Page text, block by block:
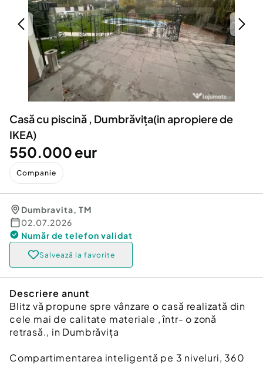
Servicii
Animale de companie
Afaceri și echipamente profesionale
Inchiriere Bunuri si Vehicule
Utilaje agricole si industriale
Piese auto si accesorii
Dacia Duster
Casă cu piscină , Dumbrăvița(in apropiere de
IKEA)
550.000 eur
Companie
Dumbravita, TM
02.07.2026
Număr de telefon validat
Salvează la favorite
Descriere anunt
Blitz vă propune spre vânzare o casă realizată din
cele mai de calitate materiale , într- o zonă
retrasă., in Dumbrăvița
Compartimentarea inteligentă pe 3 niveluri, 360